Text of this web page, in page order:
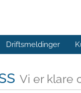
Driftsmeldinger
Vi er klare